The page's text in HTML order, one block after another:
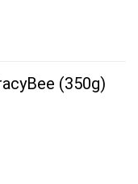
(350g)